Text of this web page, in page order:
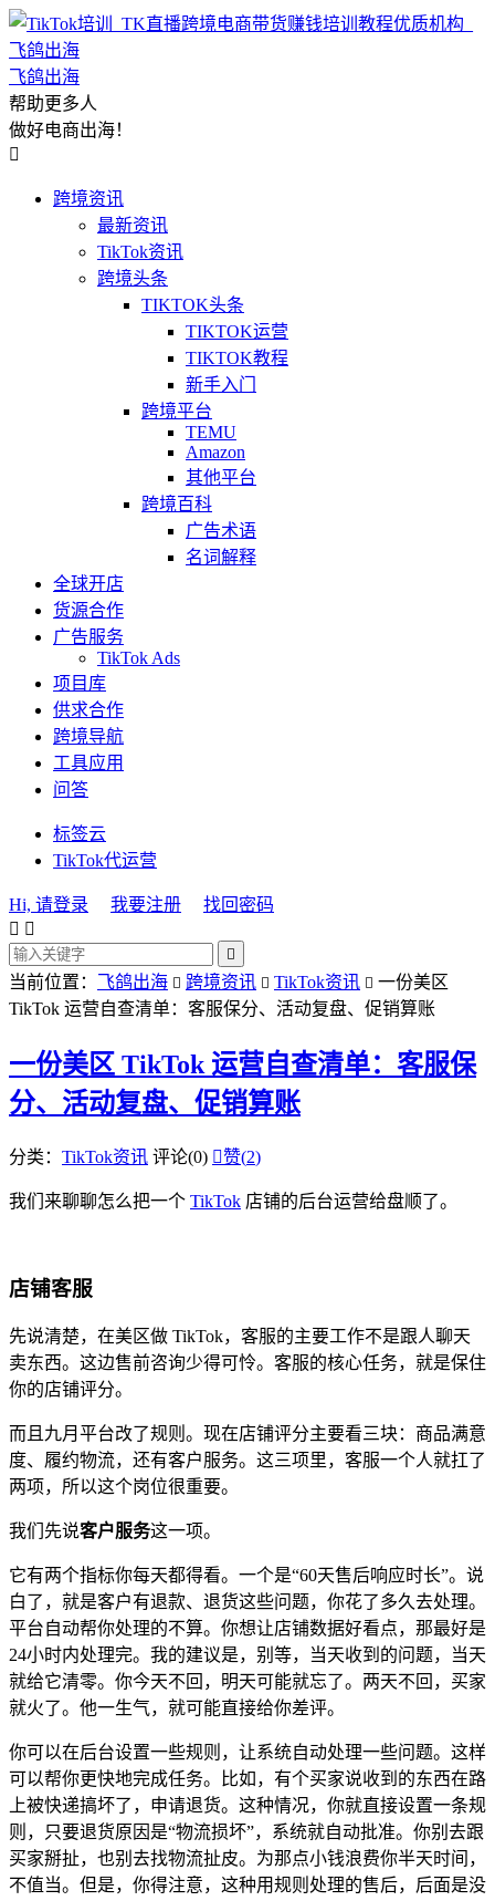
飞鸽出海
帮助更多人
做好电商出海！

跨境资讯
最新资讯
TikTok资讯
跨境头条
TIKTOK头条
TIKTOK运营
TIKTOK教程
新手入门
跨境平台
TEMU
Amazon
其他平台
跨境百科
广告术语
名词解释
全球开店
货源合作
广告服务
TikTok Ads
项目库
供求合作
跨境导航
工具应用
问答
标签云
TikTok代运营
Hi, 请登录 我要注册
找回密码
 

当前位置： 飞鸽出海  跨境资讯  TikTok资讯  一份美区
TikTok 运营自查清单：客服保分、活动复盘、促销算账
一份美区 TikTok 运营自查清单：客服保
分、活动复盘、促销算账
分类： TikTok资讯 评论(0) 赞(2)
我们来聊聊怎么把一个 TikTok 店铺的后台运营给盘顺了。
店铺客服
先说清楚，在美区做 TikTok，客服的主要工作不是跟人聊天
卖东西。这边售前咨询少得可怜。客服的核心任务，就是保住
你的店铺评分。
而且九月平台改了规则。现在店铺评分主要看三块：商品满意
度、履约物流，还有客户服务。这三项里，客服一个人就扛了
两项，所以这个岗位很重要。
我们先说客户服务这一项。
它有两个指标你每天都得看。一个是“60天售后响应时长”。说
白了，就是客户有退款、退货这些问题，你花了多久去处理。
平台自动帮你处理的不算。你想让店铺数据好看点，那最好是
24小时内处理完。我的建议是，别等，当天收到的问题，当天
就给它清零。你今天不回，明天可能就忘了。两天不回，买家
就火了。他一生气，就可能直接给你差评。
你可以在后台设置一些规则，让系统自动处理一些问题。这样
可以帮你更快地完成任务。比如，有个买家说收到的东西在路
上被快递搞坏了，申请退货。这种情况，你就直接设置一条规
则，只要退货原因是“物流损坏”，系统就自动批准。你别去跟
买家掰扯，也别去找物流扯皮。为那点小钱浪费你半天时间，
不值当。但是，你得注意，这种用规则处理的售后，后面是没